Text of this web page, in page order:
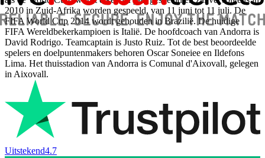
2010 in Zuid-Afrika worden gespeeld, van 11 juni tot 11 juli. De
FIFA World Cup 2014 wordt gehouden in Brazilië. De huidige
FIFA Wereldbekerkampioen is Italië. De hoofdcoach van Andorra is
David Rodrigo. Teamcaptain is Justo Ruiz. Tot de best beoordeelde
spelers en doelpuntenmakers behoren Oscar Soneiee en Ildefons
Lima. Het thuisstadion van Andorra is Comunal d'Aixovall, gelegen
in Aixovall.
Uitstekend4.7